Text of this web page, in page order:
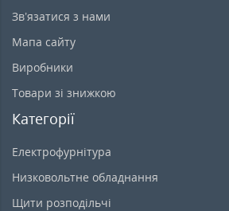
Зв’язатися з нами
Мапа сайту
Виробники
Товари зі знижкою
Категорії
Електрофурнітура
Низковольтне обладнання
Щити розподільчі